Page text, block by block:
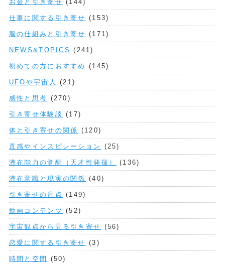
お金と引き寄せ (144)
仕事に関する引き寄せ (153)
脳の仕組みと引き寄せ (171)
NEWS&TOPICS (241)
初めての方におすすめ (145)
UFOや宇宙人 (21)
感性と思考 (270)
引き寄せ体験談 (17)
体と引き寄せの関係 (120)
直感やインスピレーション (25)
潜在能力の覚醒（天才性発揮） (136)
潜在意識と現実の関係 (40)
引き寄せの盲点 (149)
動画コンテンツ (52)
宇宙観点から見る引き寄せ (56)
恋愛に関する引き寄せ (3)
時間と空間 (50)